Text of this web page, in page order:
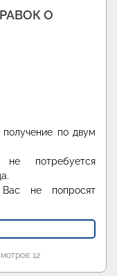
О
по двум
потребуется
не попросят
12